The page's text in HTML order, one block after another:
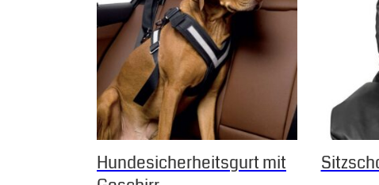
Hundesicherheitsgurt mit